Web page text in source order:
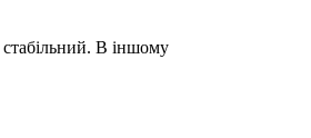
стабільний. В іншому